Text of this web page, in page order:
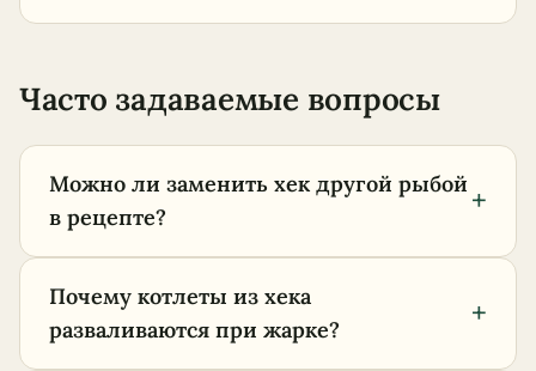
Часто задаваемые вопросы
Можно ли заменить хек другой рыбой
в рецепте?
+
Почему котлеты из хека
разваливаются при жарке?
+